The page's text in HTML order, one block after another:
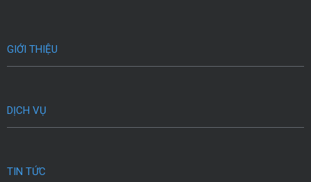
GIỚI THIỆU
DỊCH VỤ
TIN TỨC